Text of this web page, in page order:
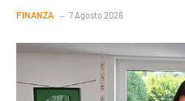
FINANZA 7 Agosto 2026